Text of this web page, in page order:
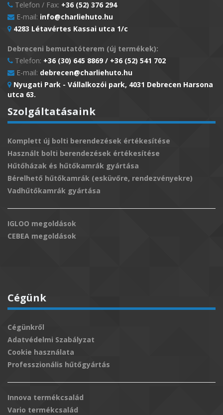
Telefon / Fax: +36 (52) 376 294
E-mail: info@charliehuto.hu
4283 Létavértes Kassai utca 1/c
Debreceni bemutatóterem (új termékek):
Telefon: +36 (30) 645 8869 / +36 (52) 541 702
E-mail: debrecen@charliehuto.hu
Nyugati Park - Vállalkozói park, 4031 Debrecen Harsona
utca 63.
Szolgáltatásaink
Komplett új bolti berendezések értékesítése
Használt bolti berendezések értékesítése
Hűtőházak és hűtőkamrák gyártása
Bérelhető hűtőkamrák (esküvőre, rendezvényekre)
Vadhűtőkamrák gyártása
IGLOO megoldások
CEBEA megoldások
Cégünk
Cégünkről
Adatvédelmi Szabályzat
Cookie használata
Professzionális hűtőgyártás
Innova termékcsalád
Vario termékcsalád